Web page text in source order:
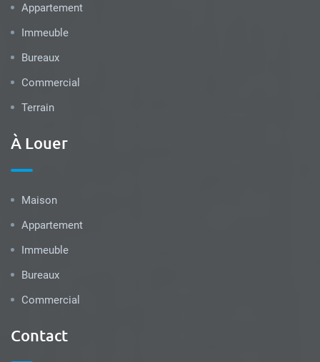
Appartement
Immeuble
Bureaux
Commercial
Terrain
À Louer
Maison
Appartement
Immeuble
Bureaux
Commercial
Contact